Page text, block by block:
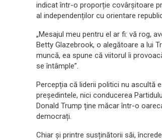
indicat într-o proporție covârșitoare
al independenților cu orientare
„Mesajul meu pentru el ar fi: vă rog,
Betty Glazebrook, o alegătoare a lui
muncă, ea spune că viitorul îi
se întâmple”.
Percepția că liderii politici nu ascultă
președintele, nici conducerea
Donald Trump ține măcar într-o
democrați.
Chiar și printre susținătorii săi,